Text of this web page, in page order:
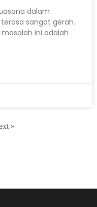
dalam
sangat gerah.
ini adalah
»